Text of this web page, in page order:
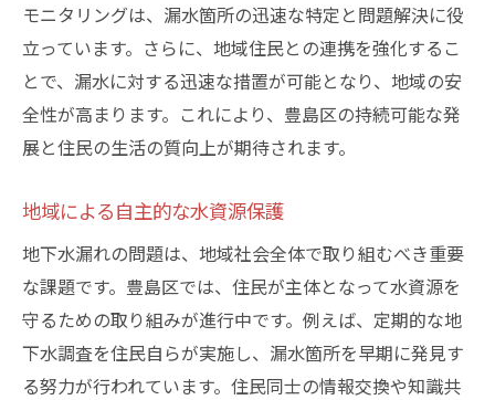
モニタリングは、漏水箇所の迅速な特定と問題解決に役
立っています。さらに、地域住民との連携を強化するこ
とで、漏水に対する迅速な措置が可能となり、地域の安
全性が高まります。これにより、豊島区の持続可能な発
展と住民の生活の質向上が期待されます。
地域による自主的な水資源保護
地下水漏れの問題は、地域社会全体で取り組むべき重要
な課題です。豊島区では、住民が主体となって水資源を
守るための取り組みが進行中です。例えば、定期的な地
下水調査を住民自らが実施し、漏水箇所を早期に発見す
る努力が行われています。住民同士の情報交換や知識共